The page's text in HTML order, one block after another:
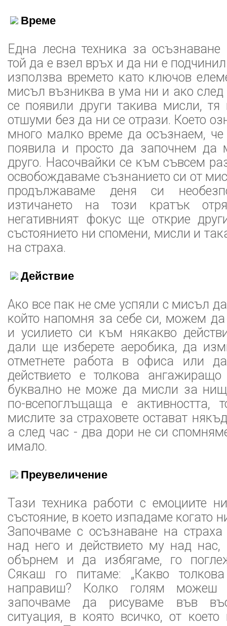
Време
Една лесна техника за
той да е взел връх и да ни е
използва времето като ключов
мисъл възниква в ума ни и ако след
се появили други такива мисли, тя
отшуми без да ни се отрази. Което
много малко време да осъзнаем,
появила и просто да започнем
друго. Насочвайки се към съвсем
освобождаваме съзнанието си от
продължаваме деня си
изтичането на този кратък
негативният фокус ще открие
състоянието ни спомени, мисли и
на страха.
Действие
Ако все пак не сме успяли с мисъл
който напомня за себе си, можем
и усилието си към някакво
дали ще изберете аеробика, да
отметнете работа в офиса или
действието е толкова
буквално не може да мисли за
по-всепоглъщаща е активността,
мислите за страховете остават
а след час - два дори не си
имало.
Преувеличение
Тази техника работи с емоциите
състояние, в което изпадаме когато
Започваме с осъзнаване на
над него и действието му над
обърнем и да избягаме, го
Сякаш го питаме: „Какво
направиш? Колко голям можеш
започваме да рисуваме във
ситуация, в която всичко, от